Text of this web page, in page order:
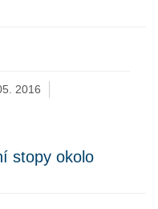
2016
stopy okolo